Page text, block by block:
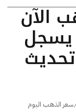
الآن
في مصر: عيار 24 يسجل
تحديث
,سعر الذهب اليوم